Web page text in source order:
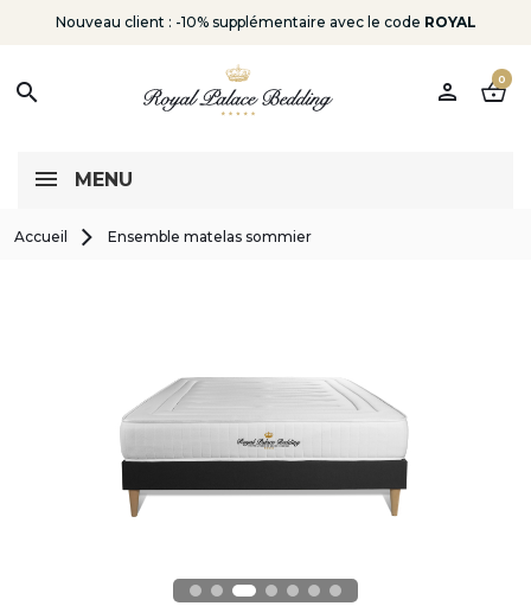
Nouveau client : -10% supplémentaire avec le code ROYAL
search person shopping_basket
0
MENU
Accueil Ensemble matelas sommier